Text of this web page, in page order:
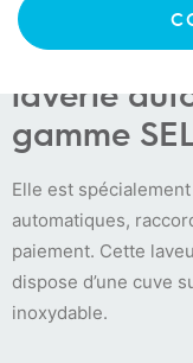
La WH6-
laverie
gamme
Elle est
automatiques,
paiement. Cette
dispose d’une cuve
inoxydable.